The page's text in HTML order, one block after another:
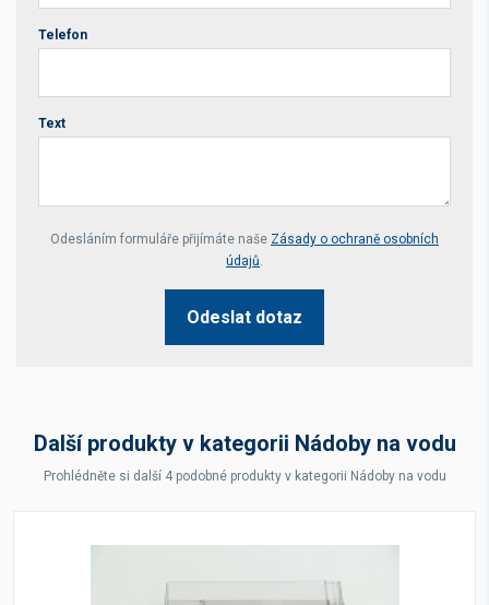
Telefon
Text
Your website *
Odesláním formuláře přijímáte naše Zásady o ochraně osobních
údajů.
Odeslat dotaz
Další produkty v kategorii Nádoby na vodu
Prohlédněte si další 4 podobné produkty v kategorii Nádoby na vodu